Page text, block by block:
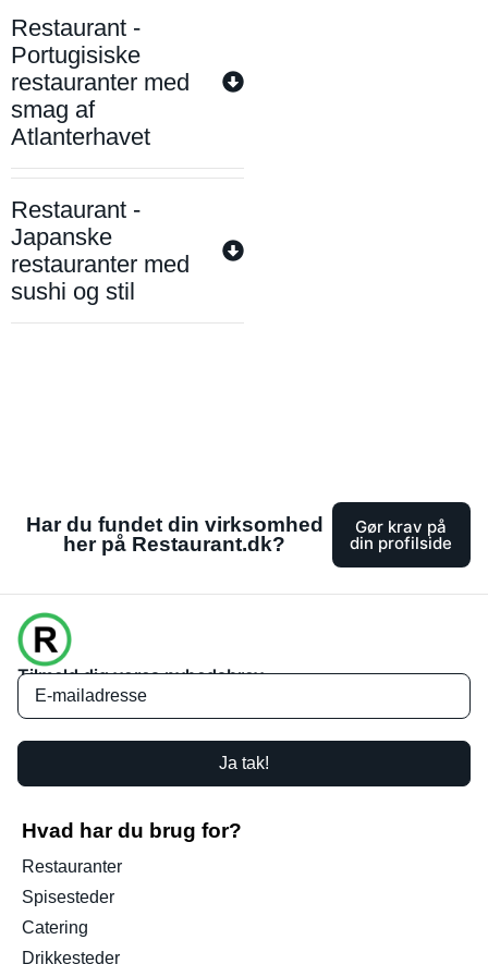
Restaurant -
Portugisiske
restauranter med
smag af
Atlanterhavet
Restaurant -
Japanske
restauranter med
sushi og stil
Har du fundet din virksomhed
her på Restaurant.dk?
Gør krav på
din profilside
Tilmeld dig vores nyhedsbrev
Ja tak!
Hvad har du brug for?
Restauranter
Spisesteder
Catering
Drikkesteder